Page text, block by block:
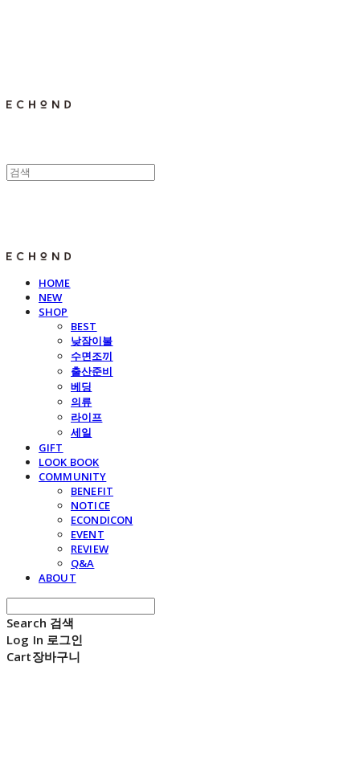
HOME
NEW
SHOP
BEST
낮잠이불
수면조끼
출산준비
베딩
의류
라이프
세일
GIFT
LOOK BOOK
COMMUNITY
BENEFIT
NOTICE
ECONDICON
EVENT
REVIEW
Q&A
ABOUT
Search 검색
Log In 로그인
Cart장바구니